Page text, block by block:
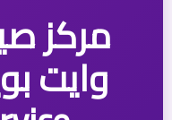
مركز